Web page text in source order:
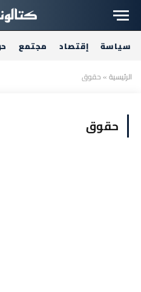
سياسة إقتصاد مجتمع
الرئيسية»حقوق
حقوق